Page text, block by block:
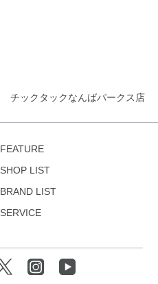
チックタックなんばパークス店
FEATURE
SHOP LIST
BRAND LIST
SERVICE